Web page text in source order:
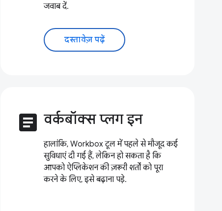
जवाब दें.
दस्तावेज़ पढ़ें
article वर्कबॉक्स प्लग इन
हालांकि, Workbox टूल में पहले से मौजूद कई
सुविधाएं दी गई हैं, लेकिन हो सकता है कि
आपको ऐप्लिकेशन की ज़रूरी शर्तों को पूरा
करने के लिए, इसे बढ़ाना पड़े.